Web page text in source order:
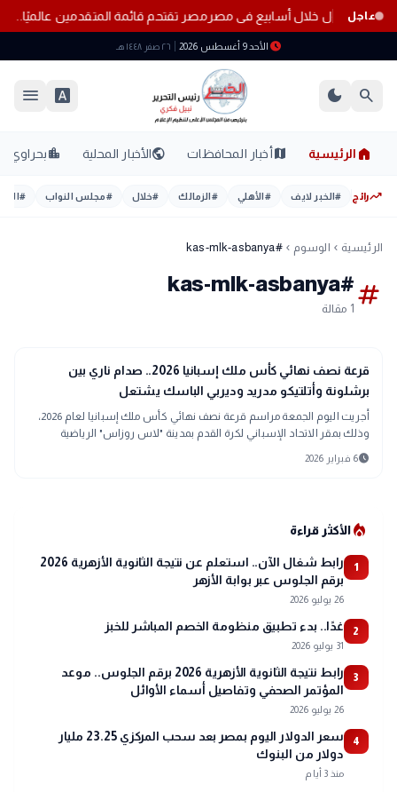
عاجل
المحمول خلال أسابيع فى مصرمصر تقتحم قائمة المتقدمين عالميًا.. 15 مركزًا جديدًا في حوكمة الذكاء الاصطناعي
schedule الأحد 9 أغسطس 2026 ٢٦ صفر ١٤٤٨ هـ
search
dark_mode
font_download
menu
home الرئيسية mapأخبار المحافظات publicالأخبار المحلية location_cityبحراوي
trending_upرائج #الخبر لايف #الأهلي #الزمالك #خلال #مجلس النواب #
الرئيسية chevron_left الوسوم chevron_left
#kas-mlk-asbanya
tag
#kas-mlk-asbanya
1 مقالة
sports_soccer
رياضة
قرعة نصف نهائي كأس ملك إسبانيا 2026.. صدام ناري بين
برشلونة وأتلتيكو مدريد وديربي الباسك يشتعل
أُجريت اليوم الجمعة مراسم قرعة نصف نهائي كأس ملك إسبانيا لعام 2026،
وذلك بمقر الاتحاد الإسباني لكرة القدم بمدينة "لاس روزاس" الرياضية
بالعاصمة مدريد.
schedule6 فبراير 2026
local_fire_departmentالأكثر قراءة
1
رابط شغال الآن.. استعلم عن نتيجة الثانوية الأزهرية 2026
برقم الجلوس عبر بوابة الأزهر
26 يوليو 2026
2 غدًا.. بدء تطبيق منظومة الخصم المباشر للخبز
31 يوليو 2026
3
رابط نتيجة الثانوية الأزهرية 2026 برقم الجلوس.. موعد
المؤتمر الصحفي وتفاصيل أسماء الأوائل
26 يوليو 2026
4
سعر الدولار اليوم بمصر بعد سحب المركزي 23.25 مليار
دولار من البنوك
منذ 3 أيام